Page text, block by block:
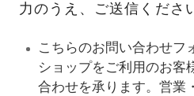
力のうえ、ご送信くださ
こちらのお問い合わせフ
ショップをご利用のお客
合わせを承ります。営業